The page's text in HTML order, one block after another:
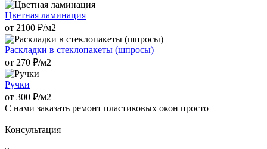
Цветная ламинация
от 2100 ₽/м2
Раскладки в стеклопакеты (шпросы)
от 270 ₽/м2
Ручки
от 300 ₽/м2
С нами заказать ремонт пластиковых окон просто
Консультация